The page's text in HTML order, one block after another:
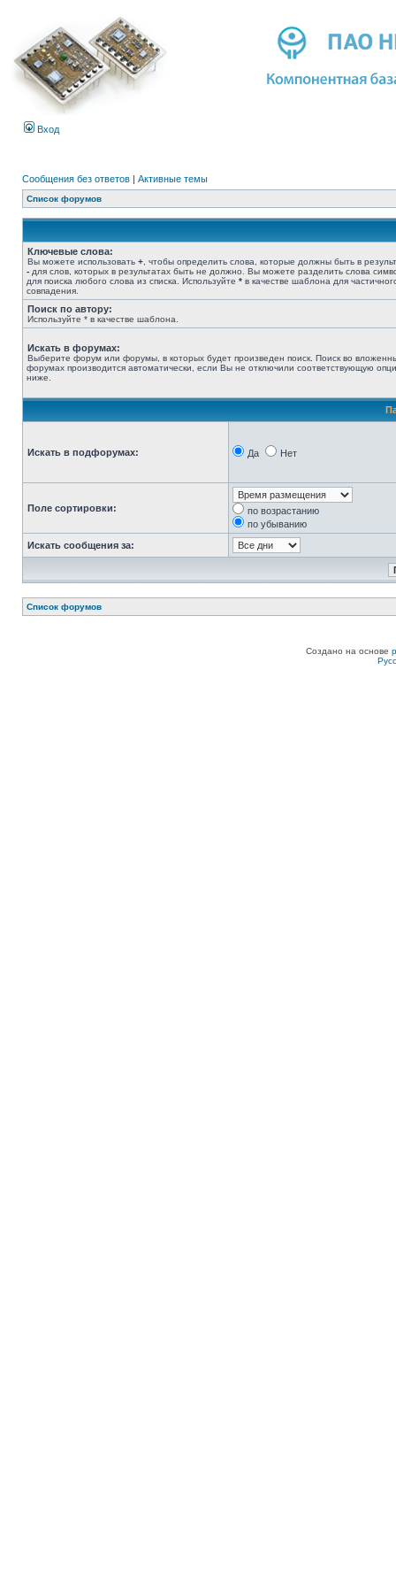
Вход
Сообщения без ответов | Активные темы
Список форумов
Ключевые слова:
Вы можете использовать + , чтобы определить слова, которые должны быть в
- для слов, которых в результатах быть не должно. Вы можете разделить слова
для поиска любого слова из списка. Используйте * в качестве шаблона для
совпадения.
Поиск по автору:
Используйте * в качестве шаблона.
Искать в форумах:
Выберите форум или форумы, в которых будет произведен поиск. Поиск во
форумах производится автоматически, если Вы не отключили соответствующую
ниже.
Искать в подфорумах: Да Нет
Поле сортировки:
по возрастанию
по убыванию
Искать сообщения за:
Список форумов
Создано на основе